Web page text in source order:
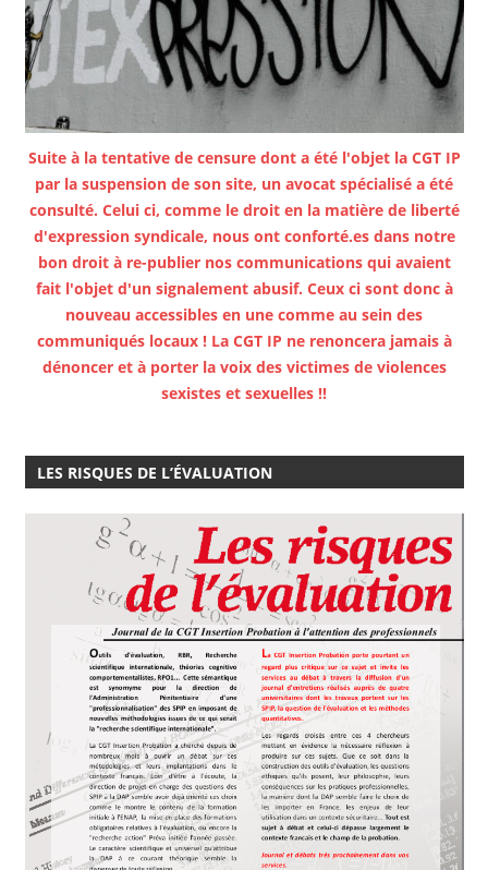
Suite à la tentative de censure dont a été l'objet la CGT IP
par la suspension de son site, un avocat spécialisé a été
consulté. Celui ci, comme le droit en la matière de liberté
d'expression syndicale, nous ont conforté.es dans notre
bon droit à re-publier nos communications qui avaient
fait l'objet d'un signalement abusif. Ceux ci sont donc à
nouveau accessibles en une comme au sein des
communiqués locaux ! La CGT IP ne renoncera jamais à
dénoncer et à porter la voix des victimes de violences
sexistes et sexuelles !!
LES RISQUES DE L’ÉVALUATION